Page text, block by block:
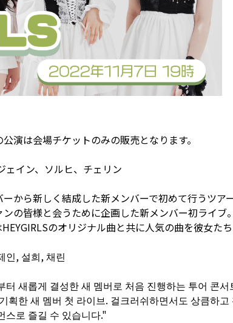
演は会場チケットのみの販売となります。
ェイン、ソルヒ、チェリン
ーから新しく結成した新メンバーで初めて行うツ
ンの皆様と会うために企画した新メンバー初ライ
HEYGIRLSのオリジナル曲と共に人気の曲を彼女た
인, 설희, 채린
터 새롭게 결성한 새 멤버로 처음 진행하는 투어 콘
획한 새 멤버 첫 라이브. 걸크러쉬하면서도 상큼하
스로 즐길 수 있습니다."